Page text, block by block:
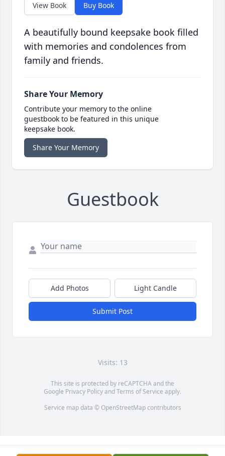
View Book Buy Book
A beautifully bound keepsake book filled
with memories and condolences from
family and friends.
Share Your Memory
Contribute your memory to the online
guestbook to be featured in this unique
keepsake book.
Share Your Memory
Guestbook
Add Photos Light Candle
Submit Post
Visits: 13
This site is protected by reCAPTCHA and the
Google Privacy PolicyandTerms of Service apply.
Service map data © OpenStreetMapcontributors